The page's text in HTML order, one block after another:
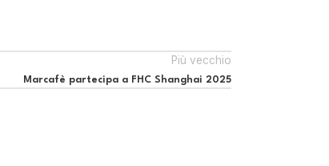
Più vecchio
Marcafè partecipa a FHC Shanghai 2025